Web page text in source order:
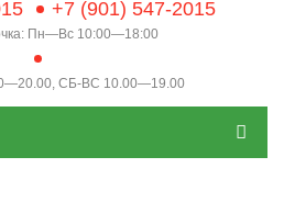
+7 (901) 547-2015
Пн—Вс 10:00—18:00
СБ-ВС 10.00—19.00